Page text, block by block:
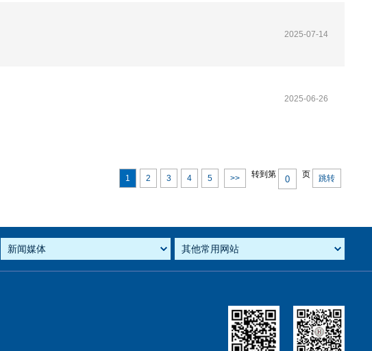
2025-07-14
2025-06-26
1 2 3 4 5 >> 转到第 页 跳转